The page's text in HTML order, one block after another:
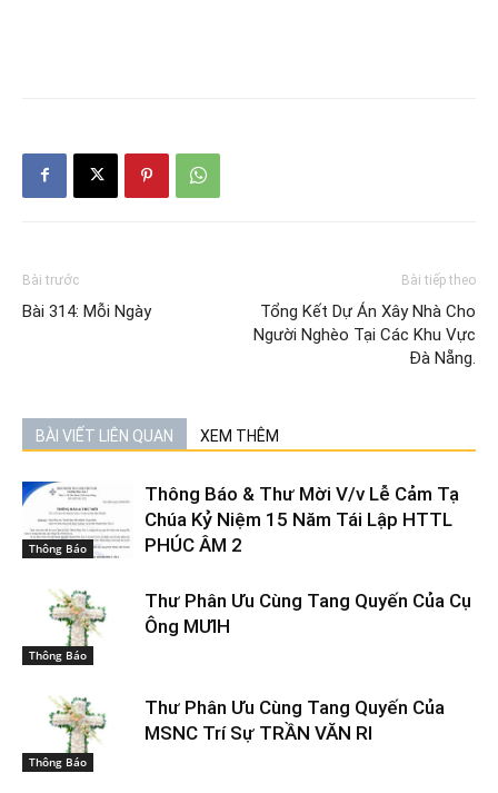
Bài trước
Bài 314: Mỗi Ngày
Bài tiếp theo
Tổng Kết Dự Án Xây Nhà Cho
Người Nghèo Tại Các Khu Vực
Đà Nẵng.
BÀI VIẾT LIÊN QUAN XEM THÊM
Thông Báo
Thông Báo & Thư Mời V/v Lễ Cảm Tạ
Chúa Kỷ Niệm 15 Năm Tái Lập HTTL
PHÚC ÂM 2
Thông Báo
Thư Phân Ưu Cùng Tang Quyến Của Cụ
Ông MƯIH
Thông Báo
Thư Phân Ưu Cùng Tang Quyến Của
MSNC Trí Sự TRẦN VĂN RI